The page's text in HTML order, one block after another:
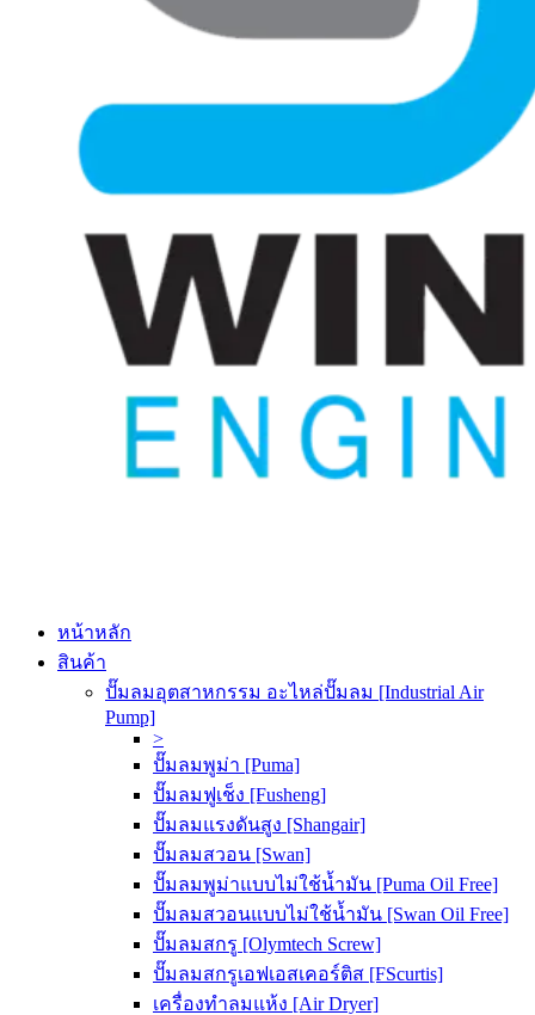
หน้าหลัก
สินค้า
ปั๊มลมอุตสาหกรรม อะไหล่ปั๊มลม [Industrial Air
Pump]
>
ปั๊มลมพูม่า [Puma]
ปั๊มลมฟูเช็ง [Fusheng]
ปั๊มลมแรงดันสูง [Shangair]
ปั๊มลมสวอน [Swan]
ปั๊มลมพูม่าแบบไม่ใช้น้ำมัน [Puma Oil Free]
ปั๊มลมสวอนแบบไม่ใช้น้ำมัน [Swan Oil Free]
ปั๊มลมสกรู [Olymtech Screw]
ปั๊มลมสกรูเอฟเอสเคอร์ติส [FScurtis]
เครื่องทำลมแห้ง [Air Dryer]